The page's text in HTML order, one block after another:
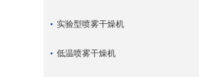
实验型喷雾干燥机
低温喷雾干燥机